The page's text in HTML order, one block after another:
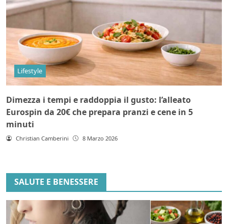
Lifestyle
Dimezza i tempi e raddoppia il gusto: l’alleato
Eurospin da 20€ che prepara pranzi e cene in 5
minuti
Christian Camberini 8 Marzo 2026
SALUTE E BENESSERE